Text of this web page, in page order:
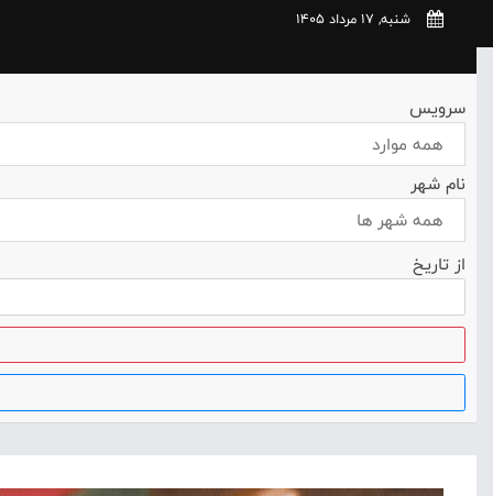
شنبه, 17 مرداد 1405
سرویس
همه موارد
نام شهر
همه شهر ها
از تاریخ